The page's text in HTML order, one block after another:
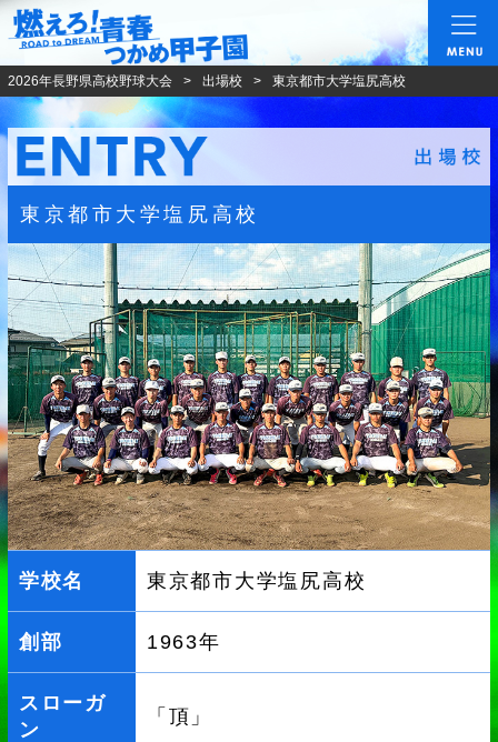
燃えろ!青春 つかめ
2026年長野県高校野球大会 出場校 東京都市大学塩尻高校
東京都市大学塩尻高校
学校名 東京都市大学塩尻高校
創部 1963年
スローガ
ン
「頂」